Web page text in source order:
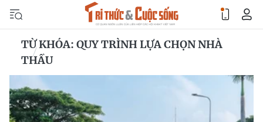
TỪ KHÓA: QUY TRÌNH LỰA CHỌN NHÀ
THẦU